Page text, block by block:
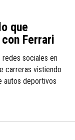
que
Ferrari
sociales en
carreras vistiendo
autos deportivos